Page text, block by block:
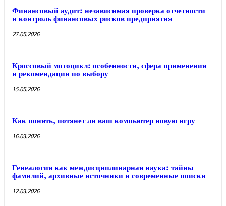
Финансовый аудит: независимая проверка отчетности
и контроль финансовых рисков предприятия
27.05.2026
Кроссовый мотоцикл: особенности, сфера применения
и рекомендации по выбору
15.05.2026
Как понять, потянет ли ваш компьютер новую игру
16.03.2026
Генеалогия как междисциплинарная наука: тайны
фамилий, архивные источники и современные поиски
12.03.2026